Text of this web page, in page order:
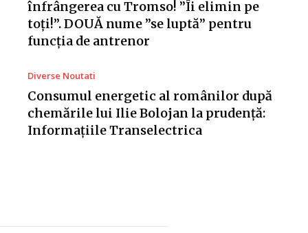
înfrângerea cu Tromso! ”Îi elimin pe
toți!”. DOUĂ nume ”se luptă” pentru
funcția de antrenor
Diverse Noutati
Consumul energetic al românilor după
chemările lui Ilie Bolojan la prudență:
Informațiile Transelectrica